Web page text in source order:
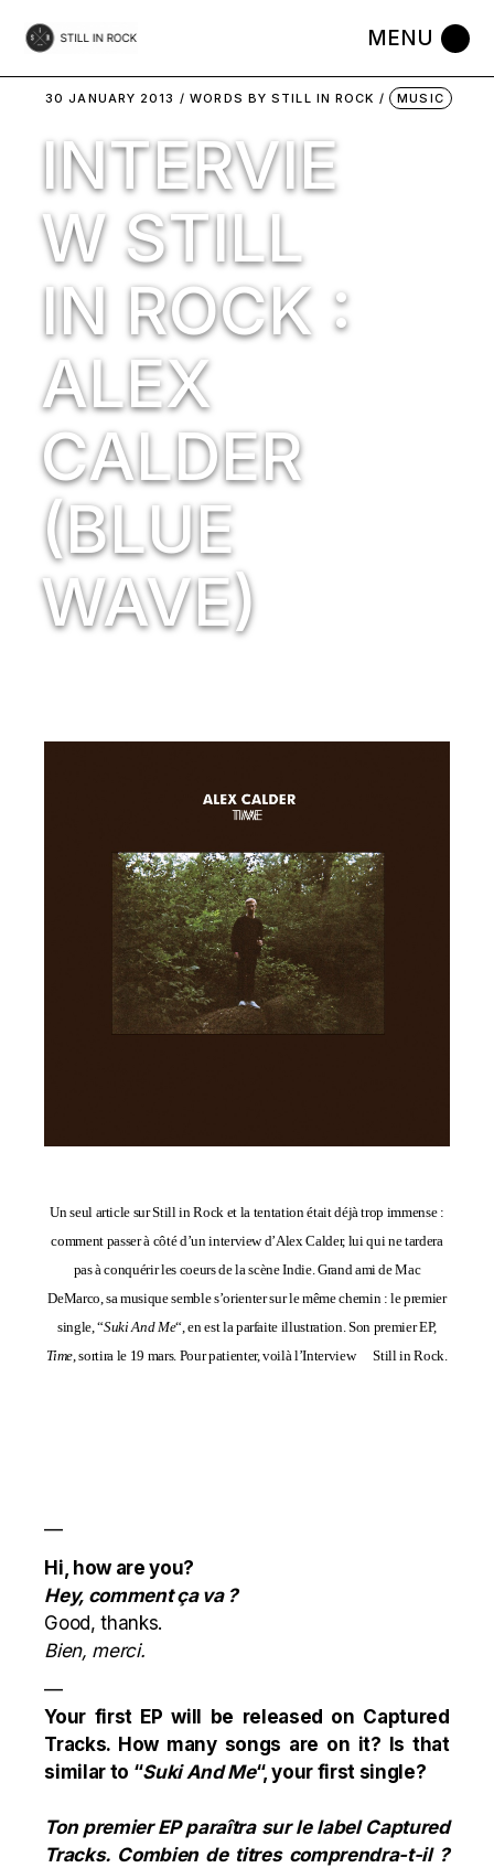
the
30 JANUARY 2013 WORDS BYSTILL IN ROCK MUSIC
INTERVIE
W STILL
IN ROCK :
ALEX
CALDER
(BLUE
WAVE)
Un seul article sur Still in Rock et la tentation était déjà trop immense :
comment passer à côté d’un interview d’Alex Calder, lui qui ne tardera
pas à conquérir les coeurs de la scène Indie. Grand ami de Mac
DeMarco, sa musique semble s’orienter sur le même chemin : le premier
single, “Suki And Me“, en est la parfaite illustration. Son premier EP,
Time, sortira le 19 mars. Pour patienter, voilà l’Interview Still in Rock.
—
Hi, how are you?
Hey, comment ça va ?
Good, thanks.
Bien, merci.
—
Your first EP will be released on Captured
Tracks. How many songs are on it? Is that
similar to “Suki And Me“, your first single?
Ton premier EP paraîtra sur le label Captured
Tracks. Combien de titres comprendra-t-il ?